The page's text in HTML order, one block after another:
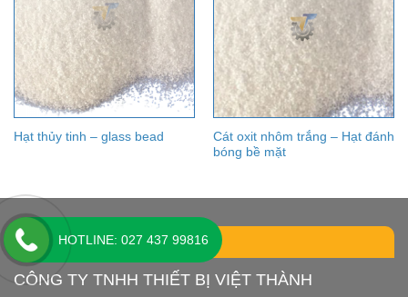
Hạt thủy tinh – glass bead
Cát oxit nhôm trắng – Hạt đánh
bóng bề mặt
LIÊN HỆ
CÔNG TY TNHH THIẾT BỊ VIỆT THÀNH
HOTLINE: 027 437 99816